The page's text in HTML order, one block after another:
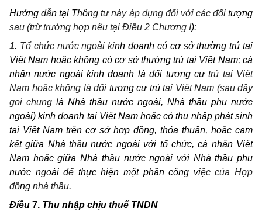
Hướng dẫn tại Thôngtư này áp dụng đối với các đốitượng
sau (trừ trường hợp nêu tại Điều 2 Chương I):
1. Tổchức nước ngoài kinh doanh có cơ sở thường trú tại
Việt Nam hoặc không có cơ sở thường trú tại Việt Nam; cá
nhân nước ngoài kinh doanh là đối tượng cư trú tại Việt
Nam hoặc không là đối tượng cư trú tại Việt Nam (sau đây
gọi chung là Nhà thầu nước ngoài, Nhà thầu phụ nước
ngoài) kinh doanh tại Việt Nam hoặc có thu nhập phát sinh
tại Việt Nam trên cơ sở hợp đồng, thỏa thuận, hoặc cam
kết giữa Nhà thầu nước ngoài với tổ chức, cá nhân Việt
Nam hoặc giữa Nhà thầu nước ngoài với Nhà thầu phụ
nước ngoài đểthực hiện một phần công việc của Hợp
đồng nhà thầu.
Điều 7. Thu nhập chịu thuế TNDN